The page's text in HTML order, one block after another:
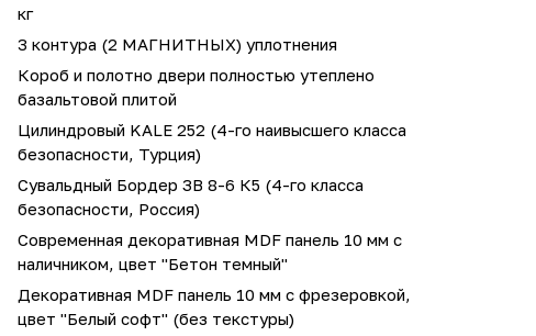
кг
3 контура (2 МАГНИТНЫХ) уплотнения
Короб и полотно двери полностью утеплено
базальтовой плитой
Цилиндровый KALE 252 (4-го наивысшего класса
безопасности, Турция)
Сувальдный Бордер ЗВ 8-6 К5 (4-го класса
безопасности, Россия)
Современная декоративная MDF панель 10 мм с
наличником, цвет "Бетон темный"
Декоративная MDF панель 10 мм с фрезеровкой,
цвет "Белый софт" (без текстуры)